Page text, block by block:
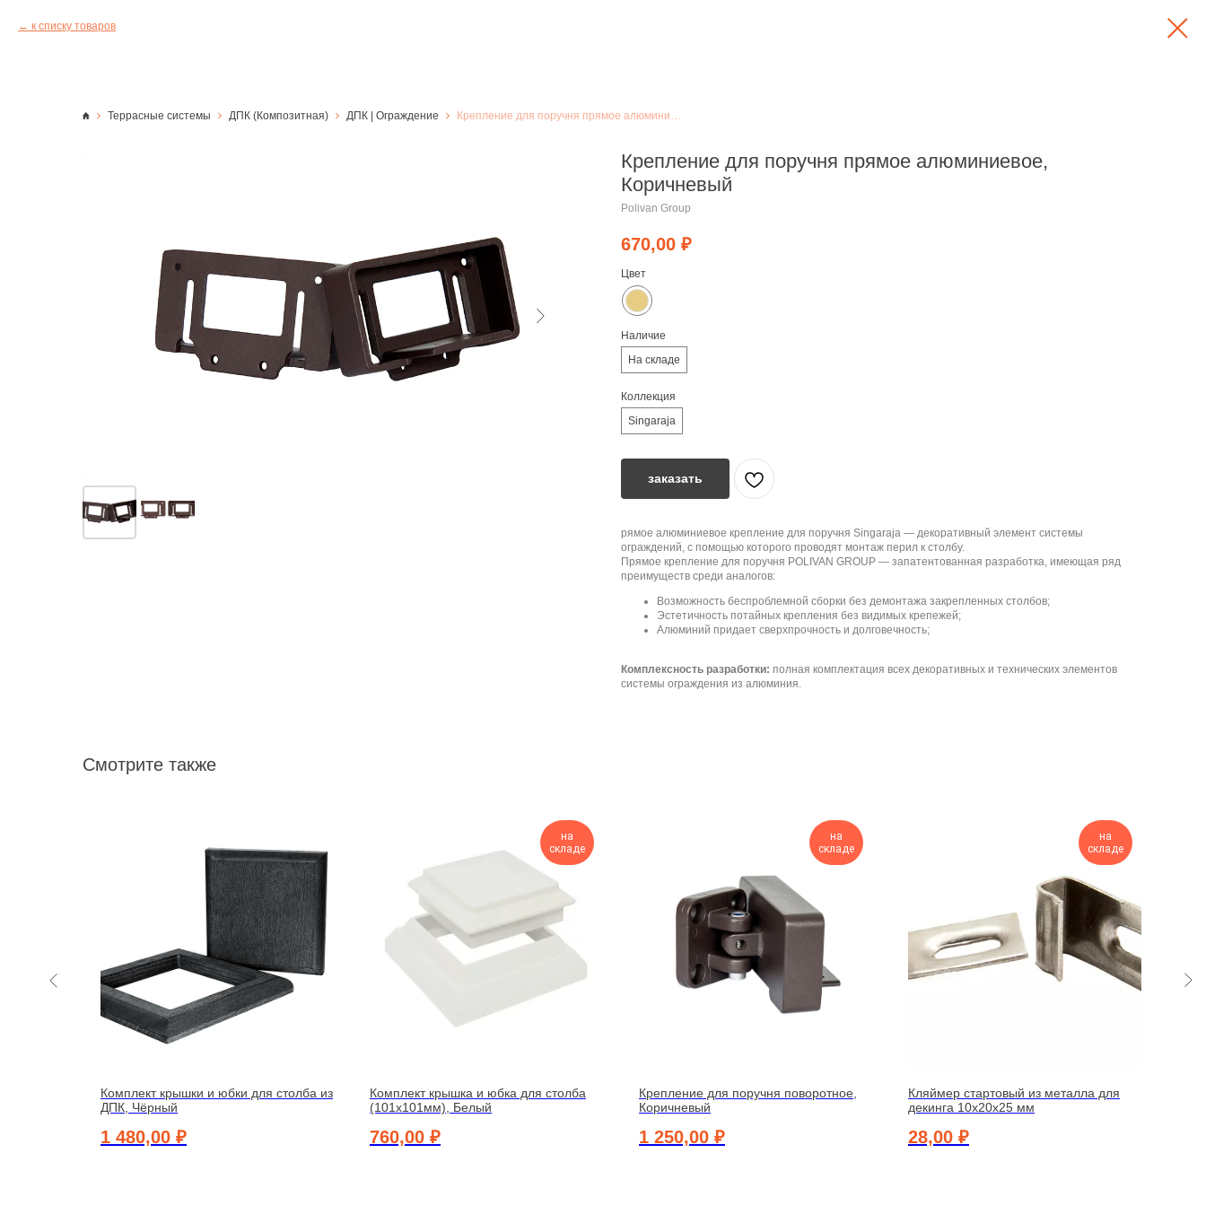
к списку товаров
Террасные системы ДПК (Композитная) ДПК | Ограждение
Крепление для поручня прямое алюминиевое,
Коричневый
Polivan Group
670,00 ₽
Цвет
Наличие
На складе
Коллекция
Singaraja
заказать
рямое алюминиевое крепление для поручня Singaraja — декоративный элемент системы
ограждений, с помощью которого проводят монтаж перил к столбу.
Прямое крепление для поручня POLIVAN GROUP — запатентованная разработка, имеющая ряд
преимуществ среди аналогов:
Возможность беспроблемной сборки без демонтажа закрепленных столбов;
Эстетичность потайных крепления без видимых крепежей;
Алюминий придает сверхпрочность и долговечность;
Комплексность разработки: полная комплектация всех декоративных и технических элементов
системы ограждения из алюминия.
Смотрите также
Комплект крышки и юбки для столба из
ДПК, Чёрный
1 480,00 ₽
на
складе
Комплект крышка и юбка для столба
(101х101мм), Белый
760,00 ₽
на
складе
Крепление для поручня поворотное,
Коричневый
1 250,00 ₽
на
складе
Кляймер стартовый из металла для
декинга 10х20х25 мм
28,00 ₽